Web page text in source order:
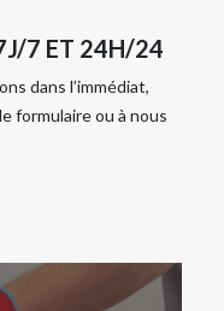
7 ET 24H/24
dans l’immédiat,
formulaire ou à nous